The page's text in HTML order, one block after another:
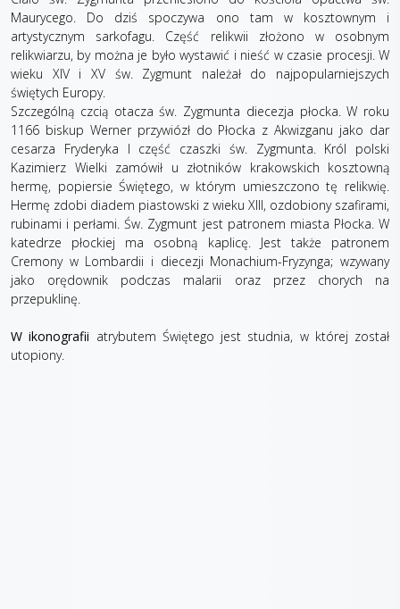
Maurycego. Do dziś spoczywa ono tam w kosztownym i
artystycznym sarkofagu. Część relikwii złożono w osobnym
relikwiarzu, by można je było wystawić i nieść w czasie procesji. W
wieku XIV i XV św. Zygmunt należał do najpopularniejszych
świętych Europy.
Szczególną czcią otacza św. Zygmunta diecezja płocka. W roku
1166 biskup Werner przywiózł do Płocka z Akwizganu jako dar
cesarza Fryderyka I część czaszki św. Zygmunta. Król polski
Kazimierz Wielki zamówił u złotników krakowskich kosztowną
hermę, popiersie Świętego, w którym umieszczono tę relikwię.
Hermę zdobi diadem piastowski z wieku XIII, ozdobiony szafirami,
rubinami i perłami. Św. Zygmunt jest patronem miasta Płocka. W
katedrze płockiej ma osobną kaplicę. Jest także patronem
Cremony w Lombardii i diecezji Monachium-Fryzynga; wzywany
jako orędownik podczas malarii oraz przez chorych na
przepuklinę.
W ikonografii atrybutem Świętego jest studnia, w której został
utopiony.